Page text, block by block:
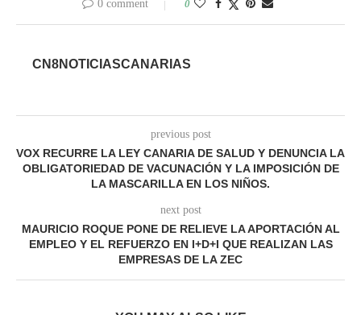
0 comment 0
CN8NOTICIASCANARIAS
previous post
VOX RECURRE LA LEY CANARIA DE SALUD Y DENUNCIA LA
OBLIGATORIEDAD DE VACUNACIÓN Y LA IMPOSICIÓN DE
LA MASCARILLA EN LOS NIÑOS.
next post
MAURICIO ROQUE PONE DE RELIEVE LA APORTACIÓN AL
EMPLEO Y EL REFUERZO EN I+D+I QUE REALIZAN LAS
EMPRESAS DE LA ZEC